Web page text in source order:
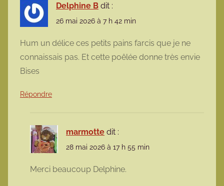
Delphine B dit :
26 mai 2026 à 7 h 42 min
Hum un délice ces petits pains farcis que je ne
connaissais pas. Et cette poêlée donne très envie
Bises
Répondre
marmotte dit :
28 mai 2026 à 17 h 55 min
Merci beaucoup Delphine.